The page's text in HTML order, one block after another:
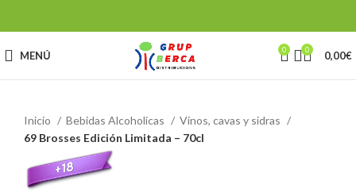
MENÚ 0 0 0,00€
Inicio Bebidas Alcoholicas
Vinos, cavas y sidras
69 Brosses Edición Limitada – 70cl